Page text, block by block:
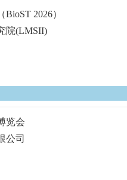
2026）
院(LMSII)
览会
公司